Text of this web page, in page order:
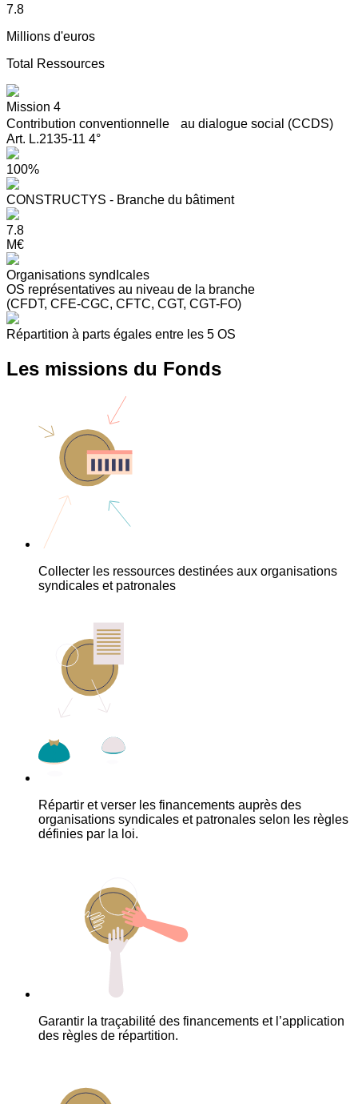
7.8
Millions d'euros
Total Ressources
Mission 4
Contribution conventionnelle au dialogue social (CCDS)
Art. L.2135-11 4°
100%
CONSTRUCTYS - Branche du bâtiment
7.8
M€
Organisations syndIcales
OS représentatives au niveau de la branche
(CFDT, CFE-CGC, CFTC, CGT, CGT-FO)
Répartition à parts égales entre les 5 OS
Les missions du Fonds
Collecter les ressources destinées aux organisations
syndicales et patronales
Répartir et verser les financements auprès des
organisations syndicales et patronales selon les règles
définies par la loi.
Garantir la traçabilité des financements et l’application
des règles de répartition.